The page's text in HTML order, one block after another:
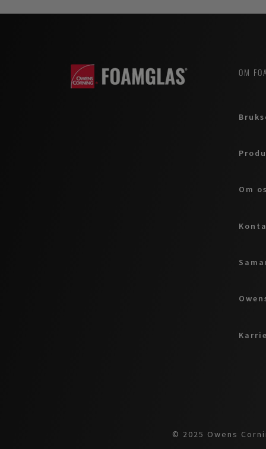
OM
Om
© 2025 Owens